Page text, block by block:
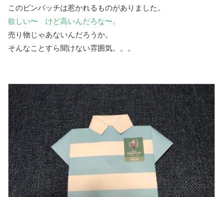
このピンバッチは惹かれるものがありました。
欲しい〜 けど高いんだろな〜。
売り物じゃあないんだろうか。
そんなことすら聞けない雰囲気。。。